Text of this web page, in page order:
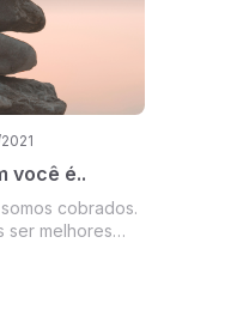
você é..
cobrados.
ser melhores